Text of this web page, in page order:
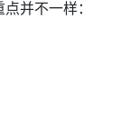
并不一样：